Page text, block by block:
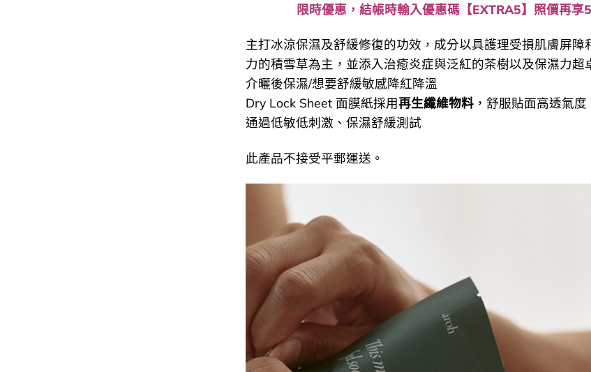
限時優惠，結帳時輸入優惠碼【EXTRA5】照價再享
主打冰涼保濕及舒緩修復的功效，成分以具護理受損肌膚屏障
力的積雪草為主，並添入治癒炎症與泛紅的茶樹以及保濕力超
介曬後保濕/想要舒緩敏感降紅降溫
Dry Lock Sheet 面膜紙採用再生纖維物料 ，舒服貼面高透氣度
通過低敏低刺激、保濕舒緩測試
此產品不接受平郵運送。